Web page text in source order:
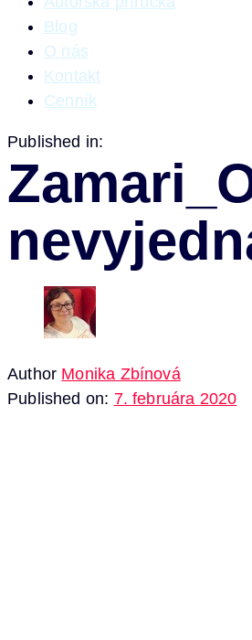
Blog
O nás
Kontakt
Cenník
Published in:
Author Monika Zbínová
Published on: 7. februára 2020